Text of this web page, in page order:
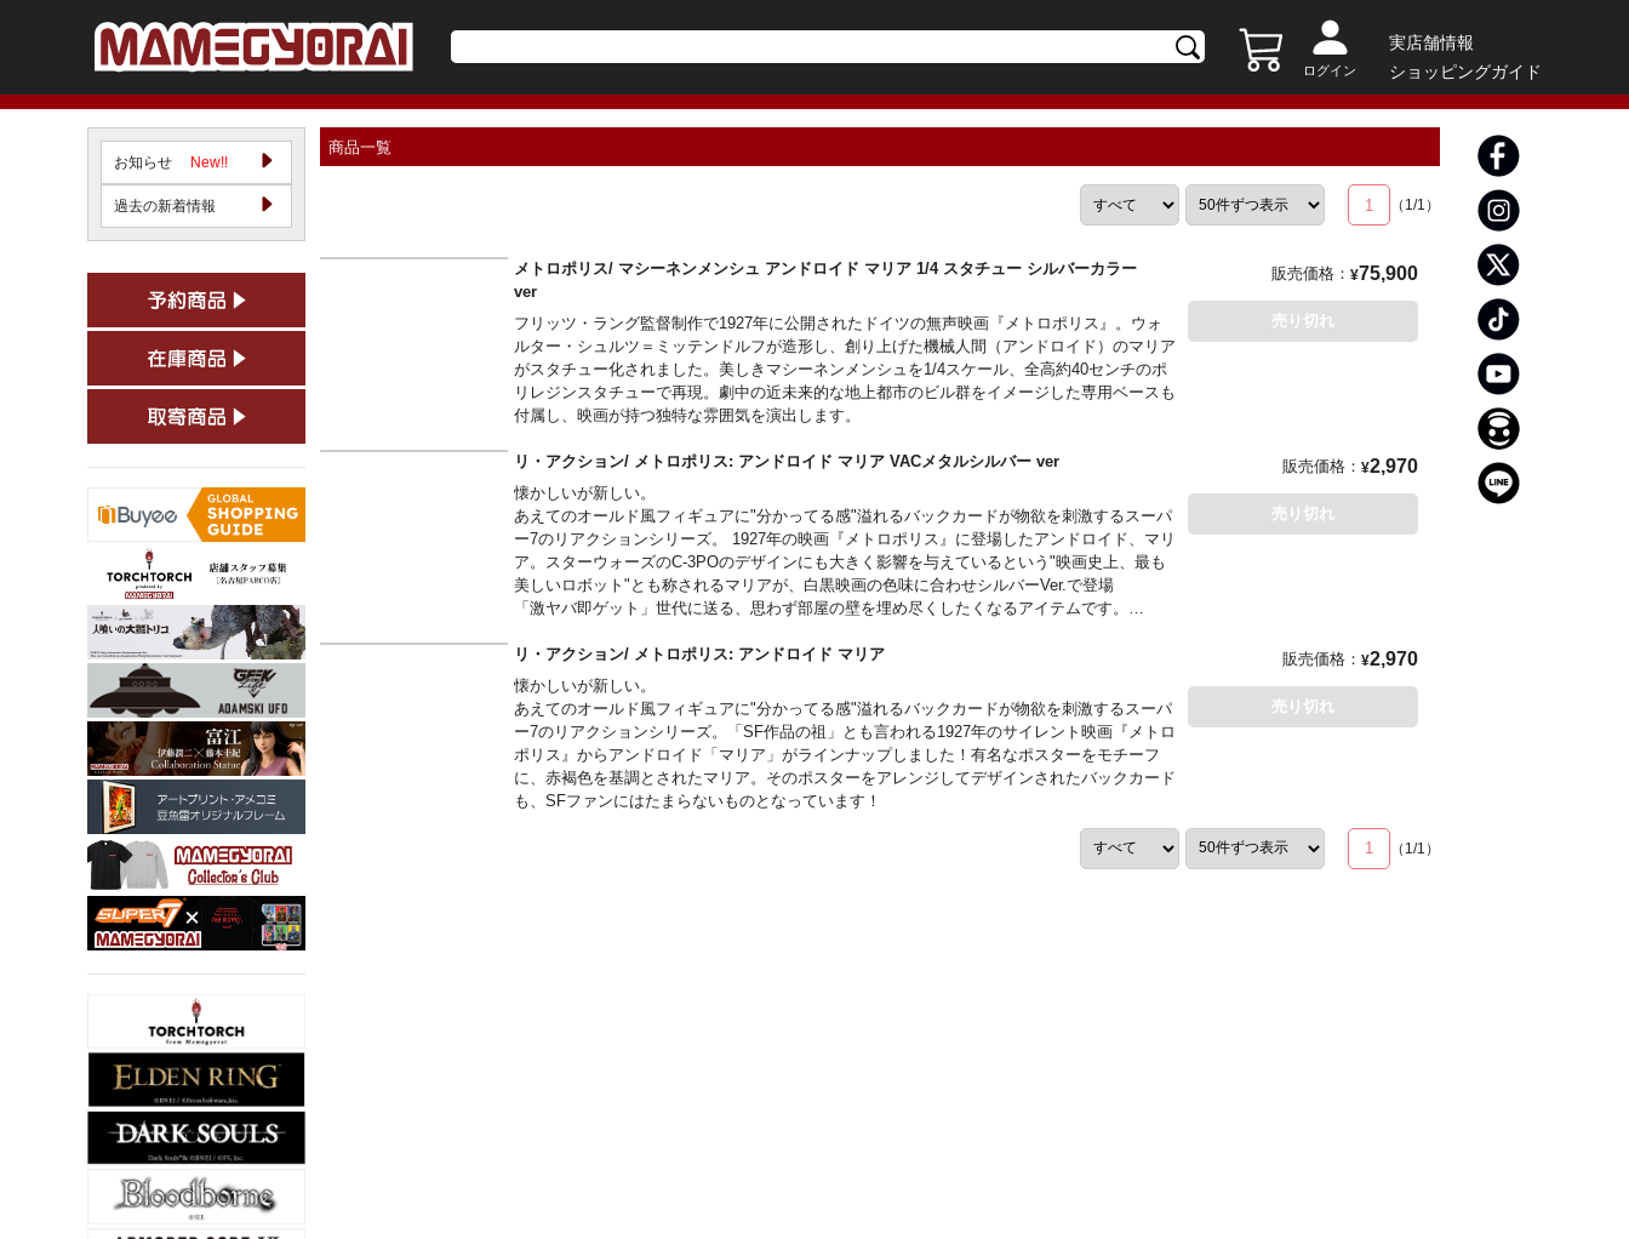
ログイン
実店舗情報
ショッピングガイド
お知らせ New!!
過去の新着情報
商品一覧
1 （ 1/1 ）
メトロポリス/ マシーネンメンシュ アンドロイド マリア 1/4 スタチュー シルバーカラー
ver
フリッツ・ラング監督制作で1927年に公開されたドイツの無声映画『メトロポリス』。ウォ
ルター・シュルツ＝ミッテンドルフが造形し、創り上げた機械人間（アンドロイド）のマリア
がスタチュー化されました。美しきマシーネンメンシュを1/4スケール、全高約40センチのポ
リレジンスタチューで再現。劇中の近未来的な地上都市のビル群をイメージした専用ベースも
付属し、映画が持つ独特な雰囲気を演出します。
販売価格： ¥75,900
売り切れ
リ・アクション/ メトロポリス: アンドロイド マリア VACメタルシルバー ver
懐かしいが新しい。
あえてのオールド風フィギュアに"分かってる感"溢れるバックカードが物欲を刺激するスーパ
ー7のリアクションシリーズ。 1927年の映画『メトロポリス』に登場したアンドロイド、マリ
ア。スターウォーズのC-3POのデザインにも大きく影響を与えているという"映画史上、最も
美しいロボット"とも称されるマリアが、白黒映画の色味に合わせシルバーVer.で登場
「激ヤバ即ゲット」世代に送る、思わず部屋の壁を埋め尽くしたくなるアイテムです。
合がございます。
販売価格： ¥2,970
売り切れ
リ・アクション/ メトロポリス: アンドロイド マリア
懐かしいが新しい。
あえてのオールド風フィギュアに"分かってる感"溢れるバックカードが物欲を刺激するスーパ
ー7のリアクションシリーズ。「SF作品の祖」とも言われる1927年のサイレント映画『メトロ
ポリス』からアンドロイド「マリア」がラインナップしました！有名なポスターをモチーフ
に、赤褐色を基調とされたマリア。そのポスターをアレンジしてデザインされたバックカード
も、SFファンにはたまらないものとなっています！
販売価格： ¥2,970
売り切れ
1 （ 1 /1 ）